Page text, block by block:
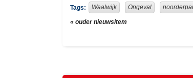
Facebook
Twitter
Tags:
Waalwijk Ongeval
« ouder nieuwsitem